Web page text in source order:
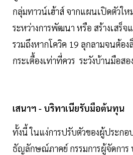
กลุ่มทาวน์เฮ้าส์ จากแผนเปิดตัวให
ระหว่างการพัฒนา หรือ สร้างเสร็จ
รวมถึงหากโควิค 19 ลุกลามจนต้อง
กระเตื้องเท่าที่ควร ระวังบ้านมือ
เสนาฯ - บริทาเนียรับมือต้นทุน
ทั้งนี้ ในแง่การปรับตัวของผู้ประกอ
ธัญลักษณ์ภาคย์ กรรมการผู้จัดการ